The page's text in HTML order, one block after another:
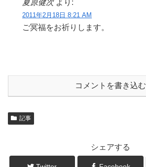
夏原健次 より:
2011年2月18日 8:21 AM
ご冥福をお祈りします。
コメントを書き込む
記事
シェアする